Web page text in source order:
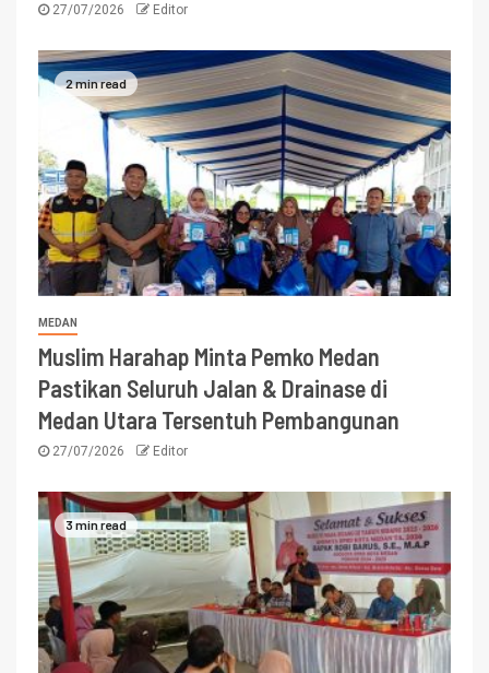
27/07/2026 Editor
2 min read
MEDAN
Muslim Harahap Minta Pemko Medan
Pastikan Seluruh Jalan & Drainase di
Medan Utara Tersentuh Pembangunan
27/07/2026 Editor
3 min read